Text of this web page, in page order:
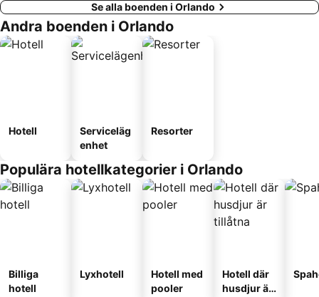
Se alla boenden i Orlando
Andra boenden i Orlando
Hotell
Serviceläg
enhet
Resorter
Populära hotellkategorier i Orlando
Billiga
hotell
Lyxhotell
Hotell med
pooler
Hotell där
husdjur är